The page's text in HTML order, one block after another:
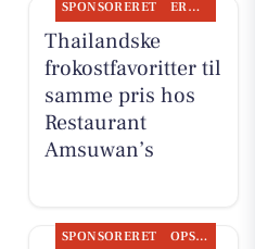
SPONSORERET ERHVERV
Thailandske
frokostfavoritter til
samme pris hos
Restaurant
Amsuwan’s
SPONSORERET OPSLAGSTAVLEN